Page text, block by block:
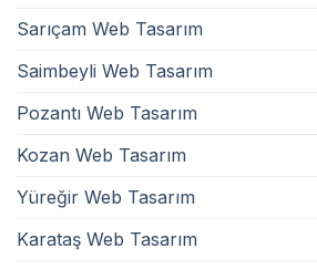
Sarıçam Web Tasarım
Saimbeyli Web Tasarım
Pozantı Web Tasarım
Kozan Web Tasarım
Yüreğir Web Tasarım
Karataş Web Tasarım